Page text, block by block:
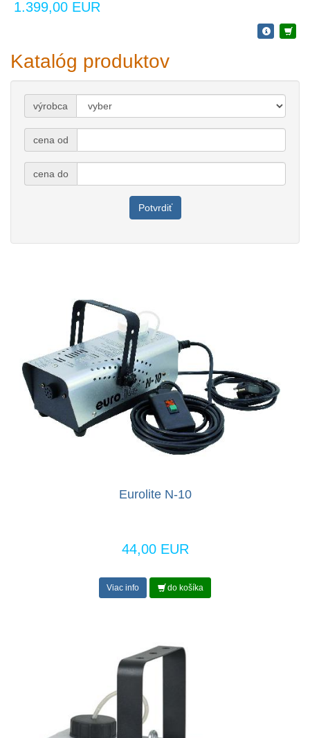
1.399,00 EUR
Katalóg produktov
výrobca
cena od
cena do
Potvrdiť
Eurolite N-10
44,00 EUR
Viac info do košíka